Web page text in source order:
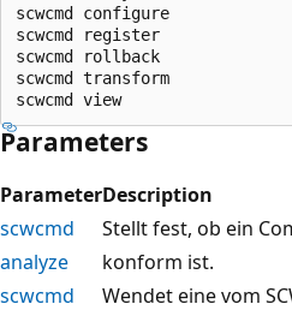
scwcmd configure
scwcmd register
scwcmd rollback
scwcmd transform
Parameters
ParameterDescription
scwcmd
analyze
Stellt fest, ob ein
konform ist.
scwcmd
Wendet eine vom